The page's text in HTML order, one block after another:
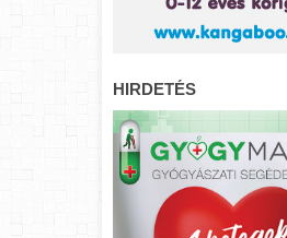
HIRDETÉS